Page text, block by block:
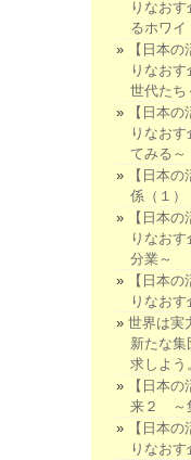
りなお
るホワイ
【日本
りなお
世代たち
【日本
りなお
てみる～
【日本
係（１
【日本
りなお
分業～
【日本
りなおす
世界は実
新たな集
求しよう
【日本
来２ ～
【日本
りなおす